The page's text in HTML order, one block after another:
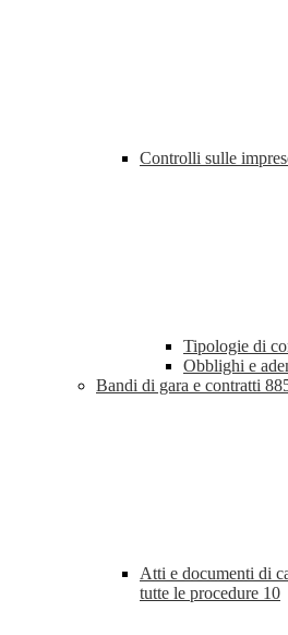
Controlli sulle
Tipologie di
Obblighi e
Bandi di gara e contratti
Atti e documenti di
tutte le procedure 10